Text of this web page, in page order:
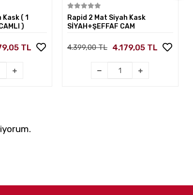
( 1
)
TL
Rapid 2 Mat Siyah Kask
SİYAH+ŞEFFAF CAM
4.399,00 TL 4.179,05 TL